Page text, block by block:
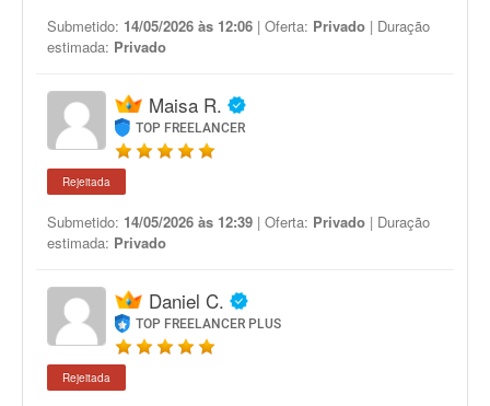
Submetido: 14/05/2026 às 12:06 | Oferta: Privado | Duração
estimada: Privado
Maisa R.
TOP FREELANCER
Rejeitada
Submetido: 14/05/2026 às 12:39 | Oferta: Privado | Duração
estimada: Privado
Daniel C.
TOP FREELANCER PLUS
Rejeitada